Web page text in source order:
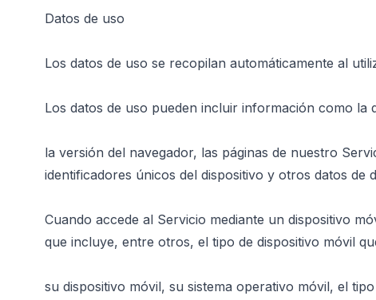
Datos de uso
Los datos de uso se recopilan automáticamente al
Los datos de uso pueden incluir información como la
la versión del navegador, las páginas de nuestro
identificadores únicos del dispositivo y otros datos de
Cuando accede al Servicio mediante un dispositivo
que incluye, entre otros, el tipo de dispositivo móvil
su dispositivo móvil, su sistema operativo móvil, el